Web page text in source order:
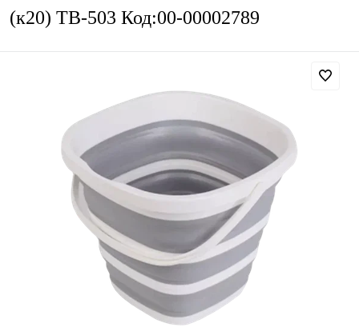
(к20) ТВ-503 Код:00-00002789